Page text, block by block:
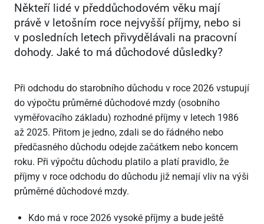
Někteří lidé v předdůchodovém věku mají
právě v letošním roce nejvyšší příjmy, nebo si
v posledních letech přivydělávali na pracovní
dohody. Jaké to má důchodové důsledky?
Při odchodu do starobního důchodu v roce 2026 vstupují
do výpočtu průměrné důchodové mzdy (osobního
vyměřovacího základu) rozhodné příjmy v letech 1986
až 2025. Přitom je jedno, zdali se do řádného nebo
předčasného důchodu odejde začátkem nebo koncem
roku. Při výpočtu důchodu platilo a platí pravidlo, že
příjmy v roce odchodu do důchodu již nemají vliv na výši
průměrné důchodové mzdy.
Kdo má v roce 2026 vysoké příjmy a bude ještě